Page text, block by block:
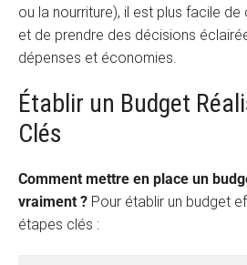
ou la nourriture), il est plus facile
et de prendre des décisions
dépenses et économies.
Établir un Budget
Clés
Comment mettre en place un
vraiment ? Pour établir un budget
étapes clés :